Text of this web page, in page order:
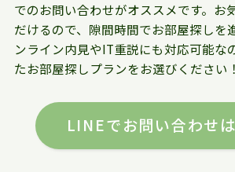
でのお問い合わせがオススメです。お
だけるので、隙間時間でお部屋探しを
ンライン内見やIT重説にも対応可能な
たお部屋探しプランをお選びください！
LINEでお問い合わせ